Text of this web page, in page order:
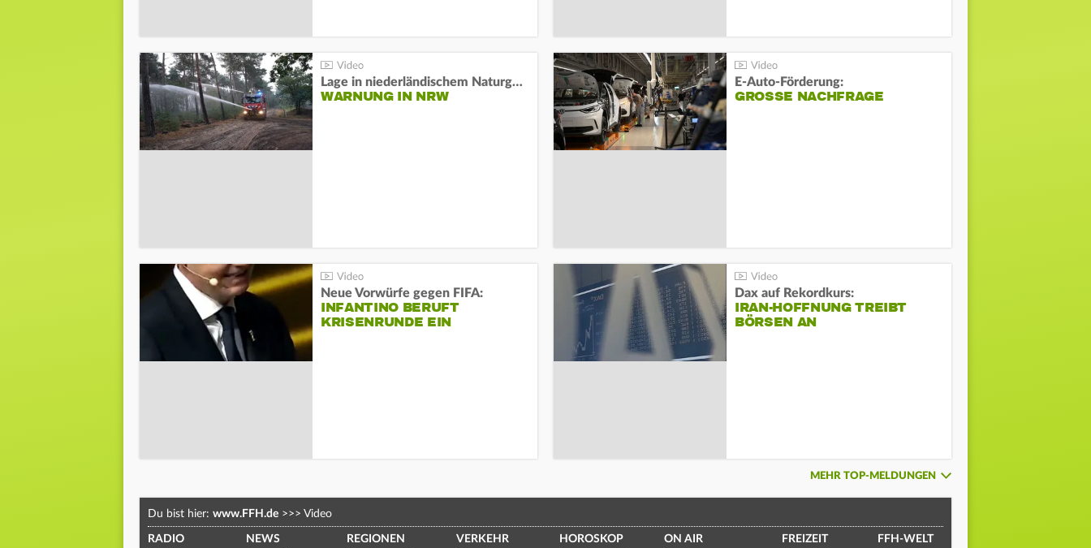
Lage in niederländischem Naturgebiet stabil
WARNUNG IN NRW
E-Auto-Förderung:
GROSSE NACHFRAGE
Neue Vorwürfe gegen FIFA:
INFANTINO BERUFT
KRISENRUNDE EIN
Dax auf Rekordkurs:
IRAN-HOFFNUNG TREIBT
BÖRSEN AN
MEHR TOP-MELDUNGEN
Du bist hier: www.FFH.de >>> Video
RADIO NEWS REGIONEN VERKEHR HOROSKOP ON AIR FREIZEIT FFH-WELT